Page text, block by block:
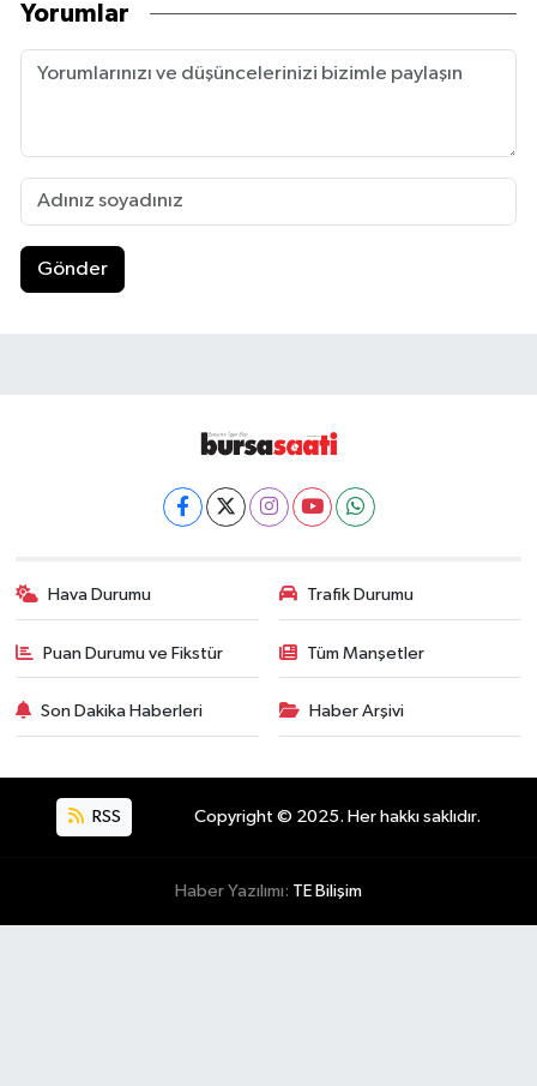
Yorumlar
Gönder
Hava Durumu Trafik Durumu
Puan Durumu ve Fikstür Tüm Manşetler
Son Dakika Haberleri Haber Arşivi
RSS Copyright © 2025. Her hakkı saklıdır.
Haber Yazılımı: TE Bilişim